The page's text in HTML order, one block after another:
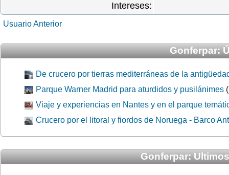
Intereses:
Usuario Anterior
Gonferpar:
De crucero por tierras mediterráneas de la
Parque Warner Madrid para aturdidos y pusilánimes
Viaje y experiencias en Nantes y en el parque
Crucero por el litoral y fiordos de Noruega - Barco
Gonferpar: